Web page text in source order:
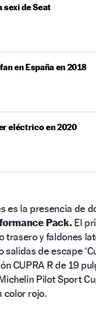
sexi de Seat
en España en 2018
eléctrico en 2020
es la presencia de
Pack. El
y faldones
de escape
CUPRA R de 19
Pilot Sport
color rojo.